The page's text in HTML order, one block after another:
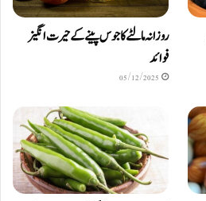
روزانہ مالٹے کا جوس پینے کے حیرت انگیز
فوائد
05/12/2025